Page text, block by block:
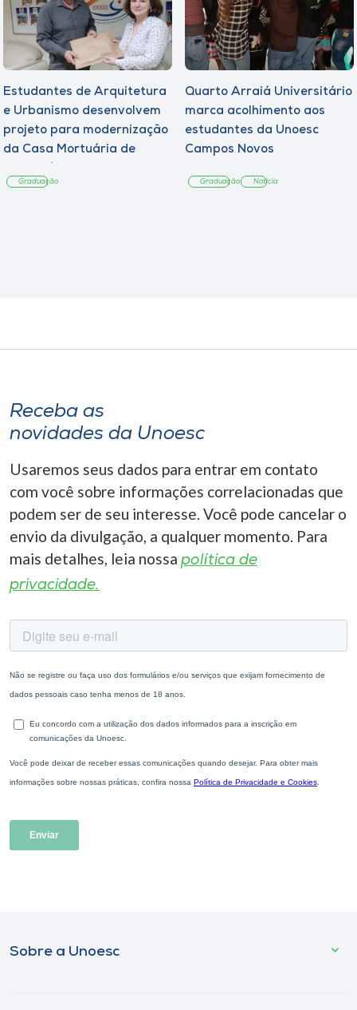
Estudantes de Arquitetura
e Urbanismo desenvolvem
projeto para modernização
da Casa Mortuária de
Graduação
Quarto Arraiá Universitário
marca acolhimento aos
estudantes da Unoesc
Campos Novos
Graduação Notícia
Receba as
novidades da Unoesc
Usaremos seus dados para entrar em contato
com você sobre informações correlacionadas que
podem ser de seu interesse. Você pode cancelar o
envio da divulgação, a qualquer momento. Para
mais detalhes, leia nossa política de
privacidade.
Sobre a Unoesc